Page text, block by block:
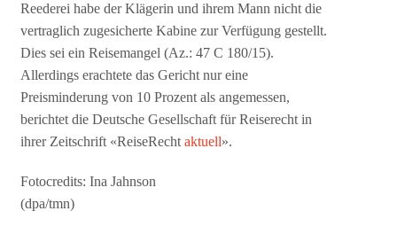
Reederei habe der Klägerin und ihrem Mann nicht die
vertraglich zugesicherte Kabine zur Verfügung gestellt.
Dies sei ein Reisemangel (Az.: 47 C 180/15).
Allerdings erachtete das Gericht nur eine
Preisminderung von 10 Prozent als angemessen,
berichtet die Deutsche Gesellschaft für Reiserecht in
ihrer Zeitschrift «ReiseRechtaktuell».
Fotocredits: Ina Jahnson
(dpa/tmn)